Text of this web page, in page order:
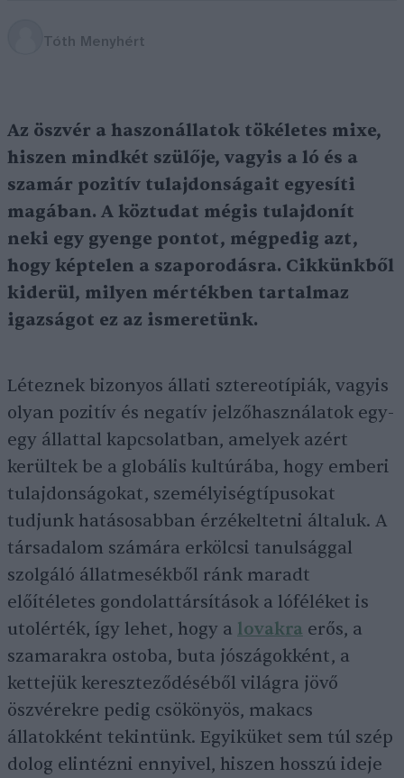
Tóth Menyhért
Az öszvér a haszonállatok tökéletes mixe,
hiszen mindkét szülője, vagyis a ló és a
szamár pozitív tulajdonságait egyesíti
magában. A köztudat mégis tulajdonít
neki egy gyenge pontot, mégpedig azt,
hogy képtelen a szaporodásra. Cikkünkből
kiderül, milyen mértékben tartalmaz
igazságot ez az ismeretünk.
Léteznek bizonyos állati sztereotípiák, vagyis
olyan pozitív és negatív jelzőhasználatok egy-
egy állattal kapcsolatban, amelyek azért
kerültek be a globális kultúrába, hogy emberi
tulajdonságokat, személyiségtípusokat
tudjunk hatásosabban érzékeltetni általuk. A
társadalom számára erkölcsi tanulsággal
szolgáló állatmesékből ránk maradt
előítéletes gondolattársítások a lóféléket is
utolérték, így lehet, hogy a lovakra erős, a
szamarakra ostoba, buta jószágokként, a
kettejük kereszteződéséből világra jövő
öszvérekre pedig csökönyös, makacs
állatokként tekintünk. Egyiküket sem túl szép
dolog elintézni ennyivel, hiszen hosszú ideje